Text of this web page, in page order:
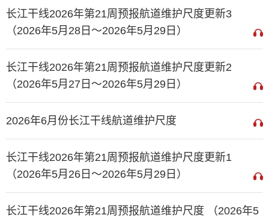
长江干线2026年第21周预报航道维护尺度更新3
（2026年5月28日～2026年5月29日）
长江干线2026年第21周预报航道维护尺度更新2
（2026年5月27日～2026年5月29日）
2026年6月份长江干线航道维护尺度
长江干线2026年第21周预报航道维护尺度更新1
（2026年5月26日～2026年5月29日）
长江干线2026年第21周预报航道维护尺度 （2026年5